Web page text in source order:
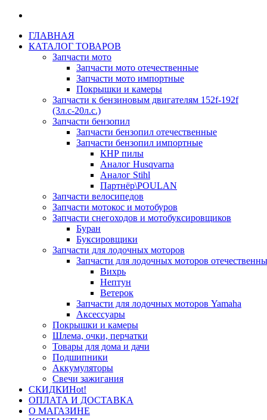
ГЛАВНАЯ
КАТАЛОГ ТОВАРОВ
Запчасти мото
Запчасти мото отечественные
Запчасти мото импортные
Покрышки и камеры
Запчасти к бензиновым двигателям 152f-192f
(3л.с-20л.с.)
Запчасти бензопил
Запчасти бензопил отечественные
Запчасти бензопил импортные
КНР пилы
Аналог Husqvarna
Аналог Stihl
Партнёр\POULAN
Запчасти велосипедов
Запчасти мотокос и мотобуров
Запчасти снегоходов и мотобуксировщиков
Буран
Буксировщики
Запчасти для лодочных моторов
Запчасти для лодочных моторов
Вихрь
Нептун
Ветерок
Запчасти для лодочных моторов Yamaha
Аксессуары
Покрышки и камеры
Шлема, очки, перчатки
Товары для дома и дачи
Подшипники
Аккумуляторы
Свечи зажигания
СКИДКИHot!
ОПЛАТА И ДОСТАВКА
О МАГАЗИНЕ